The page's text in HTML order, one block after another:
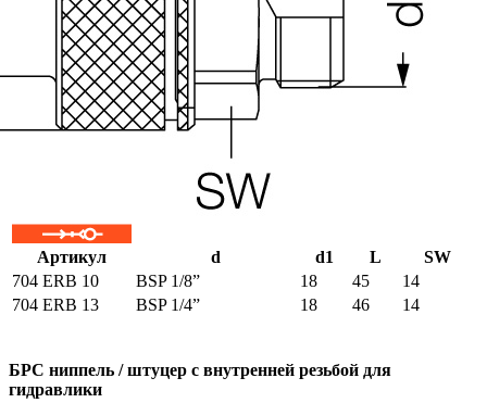
Артикул d d1 L
SW
704 ERB 10
BSP 1/8” 18 45
14
704 ERB 13
BSP 1/4” 18 46 14
БРС ниппель / штуцер с внутренней резьбой для
гидравлики